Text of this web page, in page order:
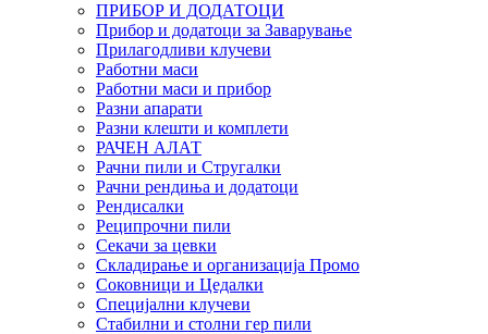
ПРИБОР И ДОДАТОЦИ
Прибор и додатоци за Заварување
Прилагодливи клучеви
Работни маси
Работни маси и прибор
Разни апарати
Разни клешти и комплети
РАЧЕН АЛАТ
Рачни пили и Стругалки
Рачни рендиња и додатоци
Рендисалки
Реципрочни пили
Секачи за цевки
Складирање и организација Промо
Соковници и Цедалки
Специјални клучеви
Стабилни и столни гер пили